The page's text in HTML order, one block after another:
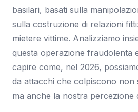
basilari, basati sulla
sulla costruzione di relazioni
mietere vittime. Analizziamo
questa operazione fraudolenta
capire come, nel 2026,
da attacchi che colpiscono non
ma anche la nostra percezione